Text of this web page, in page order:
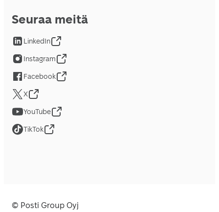
Seuraa meitä
LinkedIn
Instagram
Facebook
X
YouTube
TikTok
© Posti Group Oyj